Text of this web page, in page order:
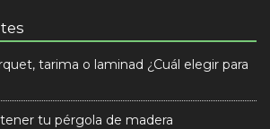
tarima o laminad ¿Cuál elegir para
tu pérgola de madera